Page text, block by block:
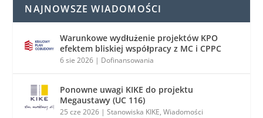
NAJNOWSZE WIADOMOŚCI
Warunkowe wydłużenie projektów KPO
efektem bliskiej współpracy z MC i CPPC
6 sie 2026 | Dofinansowania
Ponowne uwagi KIKE do projektu
Megaustawy (UC 116)
25 cze 2026 |Stanowiska KIKE,Wiadomości